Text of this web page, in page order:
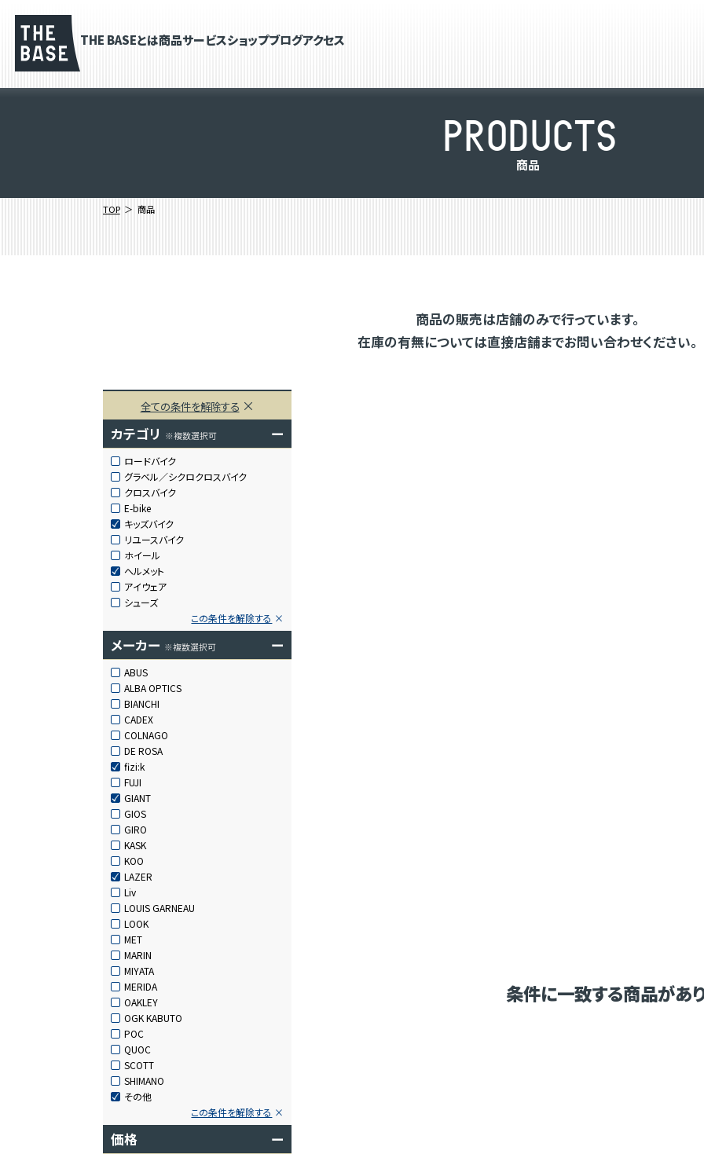
THE BASEとは商品サービスショップブログアクセス
PRODUCTS
商品
TOP 商品
商品の販売は店舗のみで行っています。
在庫の有無については直接店舗までお問い合わせください。
全ての条件を解除する
カテゴリ ※複数選択可 ー
ロードバイク
グラベル／シクロクロスバイク
クロスバイク
E-bike
キッズバイク
リユースバイク
ホイール
ヘルメット
アイウェア
シューズ
この条件を解除する
メーカー ※複数選択可 ー
ABUS
ALBA OPTICS
BIANCHI
CADEX
COLNAGO
DE ROSA
fizi:k
FUJI
GIANT
GIOS
GIRO
KASK
KOO
LAZER
Liv
LOUIS GARNEAU
LOOK
MET
MARIN
MIYATA
MERIDA
OAKLEY
OGK KABUTO
POC
QUOC
SCOTT
SHIMANO
その他
この条件を解除する
価格 ー
条件に一致する商品があ